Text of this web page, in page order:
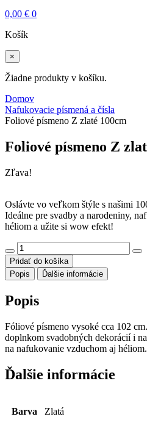
0,00 € 0
Košík
×
Žiadne produkty v košíku.
Domov
Nafukovacie písmená a čísla
Foliové písmeno Z zlaté 100cm
Foliové písmeno Z
Zľava!
Oslávte vo veľkom štýle s našimi
Ideálne pre svadby a narodeniny,
héliom a užite si wow efekt!
množstvo
Foliové
písmeno
Z
100cm
Pridať do košíka
Popis
Ďalšie informácie
Popis
Fóliové písmeno vysoké cca 102
doplnkom svadobných dekorácií i
na nafukovanie vzduchom aj
Ďalšie informácie
Barva Zlatá